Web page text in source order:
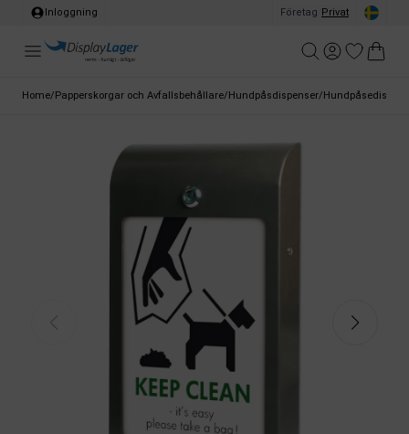
Inloggning Företag Privat
Home/Papperskorgar och Avfallsbehållare/Hundpåsdispenser/